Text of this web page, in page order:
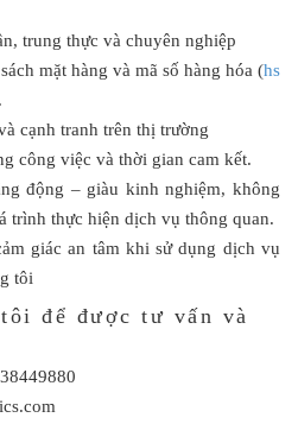
trung thực và chuyên nghiệp
mặt hàng và mã số hàng hóa (hs
cạnh tranh trên thị trường
công việc và thời gian cam kết.
động – giàu kinh nghiệm, không
trình thực hiện dịch vụ thông quan.
giác an tâm khi sử dụng dịch vụ
tôi
để được tư vấn và